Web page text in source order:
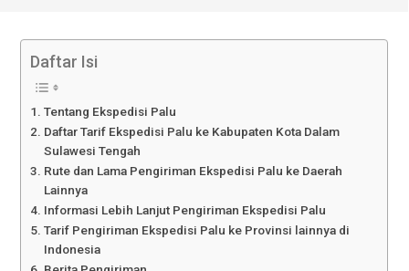
Daftar Isi
Tentang Ekspedisi Palu
Daftar Tarif Ekspedisi Palu ke Kabupaten Kota Dalam
Sulawesi Tengah
Rute dan Lama Pengiriman Ekspedisi Palu ke Daerah
Lainnya
Informasi Lebih Lanjut Pengiriman Ekspedisi Palu
Tarif Pengiriman Ekspedisi Palu ke Provinsi lainnya di
Indonesia